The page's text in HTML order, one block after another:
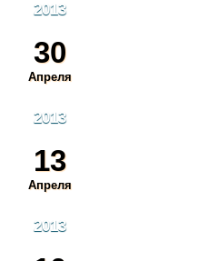
2013
30
Апреля
2013
13
Апреля
2013